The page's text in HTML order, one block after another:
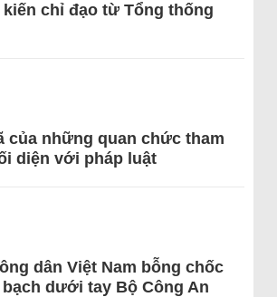
chỉ đạo từ Tổng thống
của những quan chức tham
diện với pháp luật
dân Việt Nam bỗng chốc
dưới tay Bộ Công An